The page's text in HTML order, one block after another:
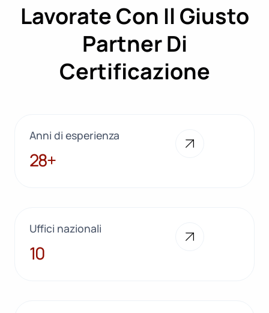
Lavorate Con Il Giusto
Partner Di
Certificazione
Anni di esperienza
28+
28+
Uffici nazionali
10
10